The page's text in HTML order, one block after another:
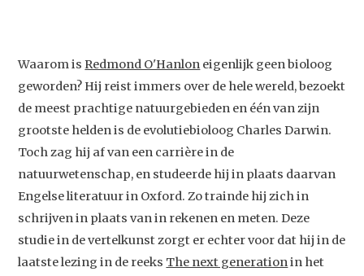
Waarom isRedmond O'Hanlon eigenlijk geen bioloog
geworden? Hij reist immers over de hele wereld, bezoekt
de meest prachtige natuurgebieden en één van zijn
grootste helden is de evolutiebioloog Charles Darwin.
Toch zag hij af van een carrière in de
natuurwetenschap, en studeerde hij in plaats daarvan
Engelse literatuur in Oxford. Zo trainde hij zich in
schrijven in plaats van in rekenen en meten. Deze
studie in de vertelkunst zorgt er echter voor dat hij in de
laatste lezing in de reeks The next generationin het